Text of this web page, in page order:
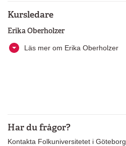
Kursledare
Erika Oberholzer
Läs mer om Erika Oberholzer
Har du frågor?
Kontakta Folkuniversitetet i Göteborg